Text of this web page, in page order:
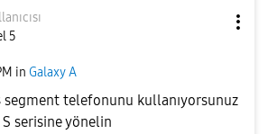
cısı
5
in Galaxy A
segment telefonunu kullanıyorsunuz
serisine yönelin